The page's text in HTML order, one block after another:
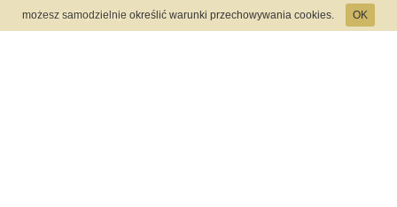
Zasady Rejestracji
możesz samodzielnie określić warunki przechowywania cookies.
OK